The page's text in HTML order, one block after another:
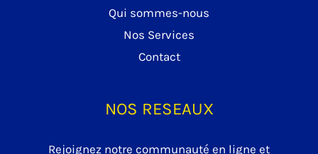
Qui sommes-nous
Nos Services
Contact
NOS RESEAUX
Rejoignez notre communauté en ligne et